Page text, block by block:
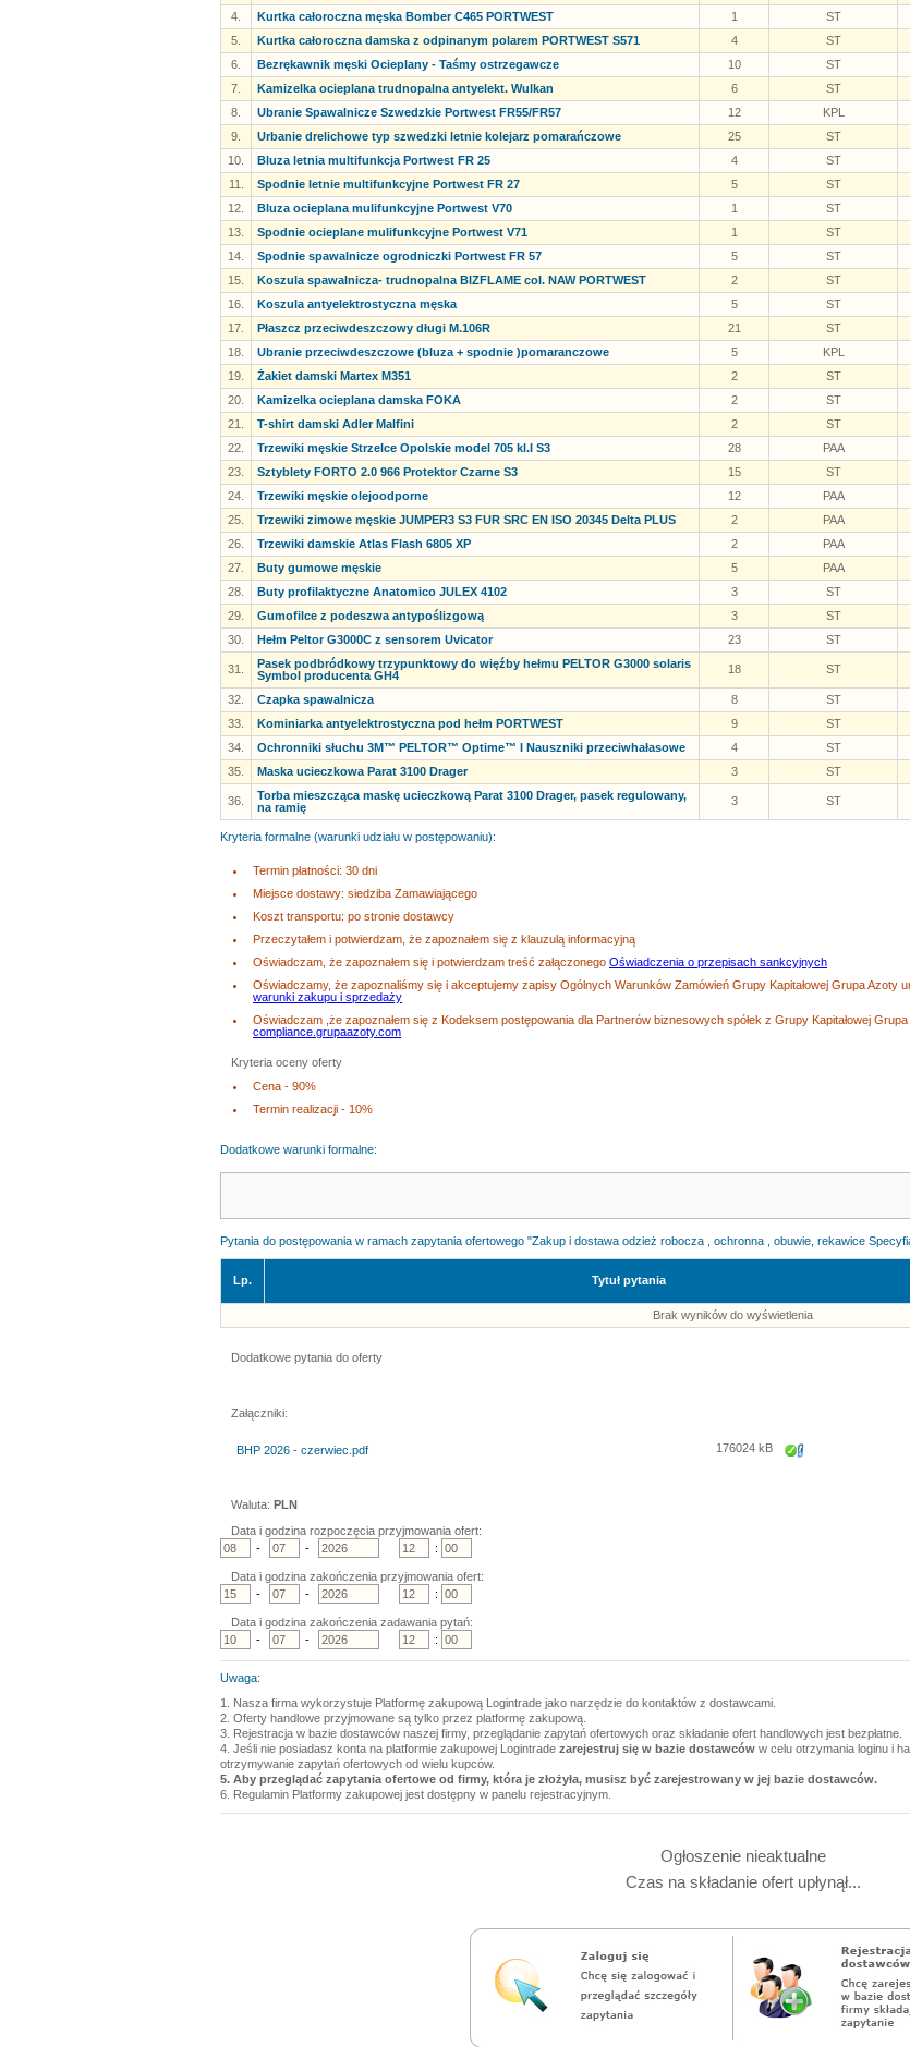
4. Kurtka całoroczna męska Bomber C465 PORTWEST 1 ST
5. Kurtka całoroczna damska z odpinanym polarem PORTWEST S571 4 ST
6. Bezrękawnik męski Ocieplany - Taśmy ostrzegawcze 10 ST
7. Kamizelka ocieplana trudnopalna antyelekt. Wulkan 6 ST
8. Ubranie Spawalnicze Szwedzkie Portwest FR55/FR57 12 KPL
9. Urbanie drelichowe typ szwedzki letnie kolejarz pomarańczowe 25 ST
10. Bluza letnia multifunkcja Portwest FR 25 4 ST
11. Spodnie letnie multifunkcyjne Portwest FR 27 5 ST
12. Bluza ocieplana mulifunkcyjne Portwest V70 1 ST
13. Spodnie ocieplane mulifunkcyjne Portwest V71 1 ST
14. Spodnie spawalnicze ogrodniczki Portwest FR 57 5 ST
15. Koszula spawalnicza- trudnopalna BIZFLAME col. NAW PORTWEST 2 ST
16. Koszula antyelektrostyczna męska 5 ST
17. Płaszcz przeciwdeszczowy długi M.106R 21 ST
18. Ubranie przeciwdeszczowe (bluza + spodnie )pomaranczowe 5 KPL
19. Żakiet damski Martex M351 2 ST
20. Kamizelka ocieplana damska FOKA 2 ST
21. T-shirt damski Adler Malfini 2 ST
22. Trzewiki męskie Strzelce Opolskie model 705 kl.I S3 28 PAA
23. Sztyblety FORTO 2.0 966 Protektor Czarne S3 15 ST
24. Trzewiki męskie olejoodporne 12 PAA
25. Trzewiki zimowe męskie JUMPER3 S3 FUR SRC EN ISO 20345 Delta PLUS 2 PAA
26. Trzewiki damskie Atlas Flash 6805 XP 2 PAA
27. Buty gumowe męskie 5 PAA
28. Buty profilaktyczne Anatomico JULEX 4102 3 ST
29. Gumofilce z podeszwa antypoślizgową 3 ST
30. Hełm Peltor G3000C z sensorem Uvicator 23 ST
31.
Pasek podbródkowy trzypunktowy do więźby hełmu PELTOR G3000 solaris
Symbol producenta GH4
18 ST
32. Czapka spawalnicza 8 ST
33. Kominiarka antyelektrostyczna pod hełm PORTWEST 9 ST
34. Ochronniki słuchu 3M™ PELTOR™ Optime™ I Nauszniki przeciwhałasowe 4 ST
35. Maska ucieczkowa Parat 3100 Drager 3 ST
36.
Torba mieszcząca maskę ucieczkową Parat 3100 Drager, pasek regulowany,
na ramię
3 ST
Kryteria formalne (warunki udziału w postępowaniu):
Termin płatności: 30 dni
Miejsce dostawy: siedziba Zamawiającego
Koszt transportu: po stronie dostawcy
Przeczytałem i potwierdzam, że zapoznałem się z klauzulą informacyjną
Oświadczam, że zapoznałem się i potwierdzam treść załączonego Oświadczenia o przepisach sankcyjnych
Oświadczamy, że zapoznaliśmy się i akceptujemy zapisy Ogólnych Warunków Zamówień Grupy Kapitałowej Grupa Azoty
warunki zakupu i sprzedaży
Oświadczam ,że zapoznałem się z Kodeksem postępowania dla Partnerów biznesowych spółek z Grupy Kapitałowej
compliance.grupaazoty.com
Kryteria oceny oferty
Cena - 90%
Termin realizacji - 10%
Dodatkowe warunki formalne:
Pytania do postępowania w ramach zapytania ofertowego "Zakup i dostawa odzież robocza , ochronna , obuwie, rekawice
Lp. Tytuł pytania
Brak wyników do wyświetlenia
Dodatkowe pytania do oferty
Załączniki:
BHP 2026 - czerwiec.pdf
176024 kB
Waluta: PLN
Data i godzina rozpoczęcia przyjmowania ofert:
-
- :
Data i godzina zakończenia przyjmowania ofert:
-
- :
Data i godzina zakończenia zadawania pytań:
-
- :
Uwaga:
1. Nasza firma wykorzystuje Platformę zakupową Logintrade jako narzędzie do kontaktów z dostawcami.
2. Oferty handlowe przyjmowane są tylko przez platformę zakupową.
3. Rejestracja w bazie dostawców naszej firmy, przeglądanie zapytań ofertowych oraz składanie ofert handlowych jest bezpłatne.
4. Jeśli nie posiadasz konta na platformie zakupowej Logintrade zarejestruj się w bazie dostawców w celu otrzymania loginu i
otrzymywanie zapytań ofertowych od wielu kupców.
5. Aby przeglądać zapytania ofertowe od firmy, która je złożyła, musisz być zarejestrowany w jej bazie dostawców.
6. Regulamin Platformy zakupowej jest dostępny w panelu rejestracyjnym.
Ogłoszenie nieaktualne
Czas na składanie ofert upłynął...